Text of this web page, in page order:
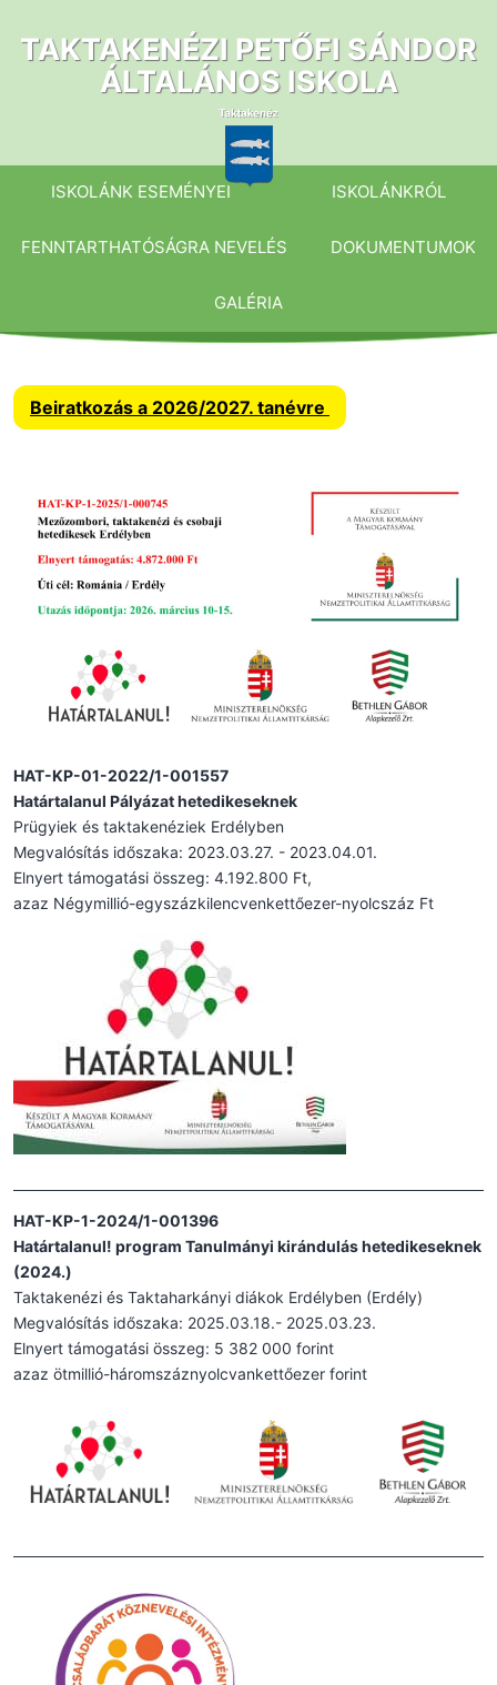
tartalomhoz
TAKTAKENÉZI PETŐFI SÁNDOR
ÁLTALÁNOS ISKOLA
ISKOLÁNK ESEMÉNYEI ISKOLÁNKRÓL
FENNTARTHATÓSÁGRA NEVELÉS DOKUMENTUMOK
GALÉRIA
Beiratkozás a 2026/2027. tanévre
HAT-KP-01-2022/1-001557
Határtalanul Pályázat hetedikeseknek
Prügyiek és taktakenéziek Erdélyben
Megvalósítás időszaka: 2023.03.27. - 2023.04.01.
Elnyert támogatási összeg: 4.192.800 Ft,
azaz Négymillió-egyszázkilencvenkettőezer-nyolcszáz Ft
HAT-KP-1-2024/1-001396
Határtalanul! program Tanulmányi kirándulás hetedikeseknek
(2024.)
Taktakenézi és Taktaharkányi diákok Erdélyben (Erdély)
Megvalósítás időszaka: 2025.03.18.- 2025.03.23.
Elnyert támogatási összeg: 5 382 000 forint
azaz ötmillió-háromszáznyolcvankettőezer forint